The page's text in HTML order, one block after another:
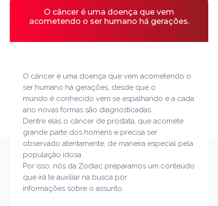
O câncer é uma doença que vem
acometendo o ser humano há gerações.
O câncer é uma doença que vem acometendo o
ser humano há gerações, desde que o
mundo é conhecido vem se espalhando e a cada
ano novas formas são diagnosticadas.
Dentre elas o câncer de próstata, que acomete
grande parte dos homens e precisa ser
observado atentamente, de maneira especial pela
população idosa.
Por isso, nós da Zodiac preparamos um conteúdo
que irá te auxiliar na busca por
informações sobre o assunto.